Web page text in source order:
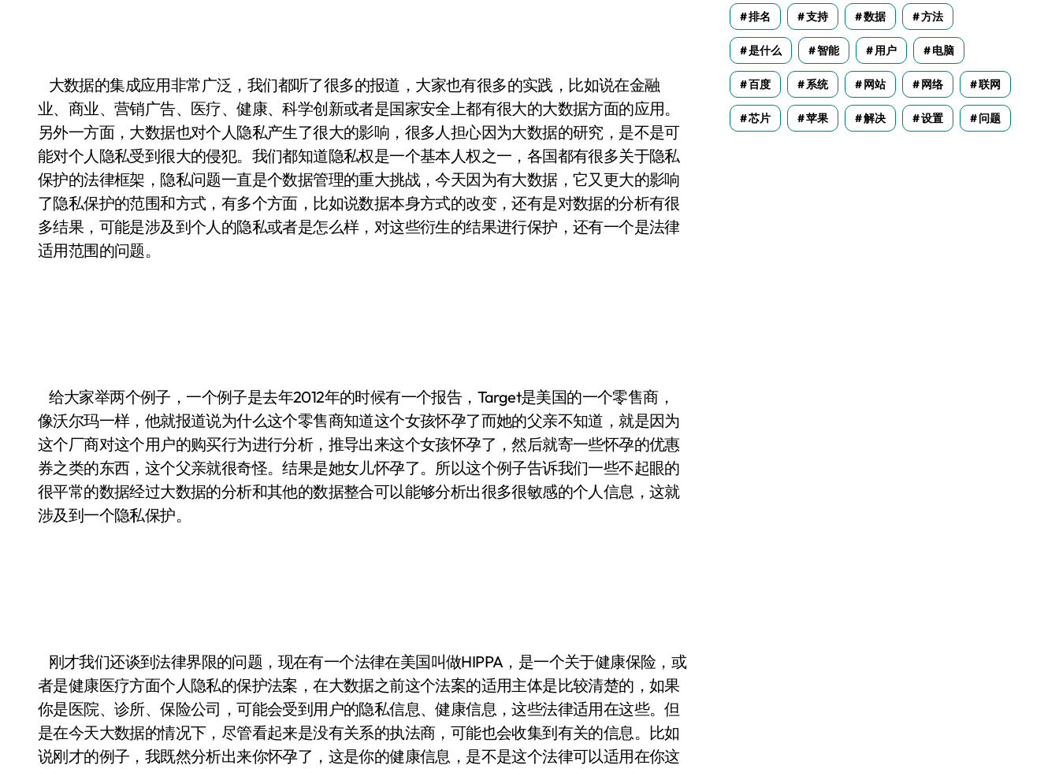
大数据的集成应用非常广泛，我们都听了很多的报道，大家也有很多的实践，比如说在金融
业、商业、营销广告、医疗、健康、科学创新或者是国家安全上都有很大的大数据方面的应用。
另外一方面，大数据也对个人隐私产生了很大的影响，很多人担心因为大数据的研究，是不是可
能对个人隐私受到很大的侵犯。我们都知道隐私权是一个基本人权之一，各国都有很多关于隐私
保护的法律框架，隐私问题一直是个数据管理的重大挑战，今天因为有大数据，它又更大的影响
了隐私保护的范围和方式，有多个方面，比如说数据本身方式的改变，还有是对数据的分析有很
多结果，可能是涉及到个人的隐私或者是怎么样，对这些衍生的结果进行保护，还有一个是法律
适用范围的问题。
给大家举两个例子，一个例子是去年2012年的时候有一个报告，Target是美国的一个零售商，
像沃尔玛一样，他就报道说为什么这个零售商知道这个女孩怀孕了而她的父亲不知道，就是因为
这个厂商对这个用户的购买行为进行分析，推导出来这个女孩怀孕了，然后就寄一些怀孕的优惠
券之类的东西，这个父亲就很奇怪。结果是她女儿怀孕了。所以这个例子告诉我们一些不起眼的
很平常的数据经过大数据的分析和其他的数据整合可以能够分析出很多很敏感的个人信息，这就
涉及到一个隐私保护。
刚才我们还谈到法律界限的问题，现在有一个法律在美国叫做HIPPA，是一个关于健康保险，或
者是健康医疗方面个人隐私的保护法案，在大数据之前这个法案的适用主体是比较清楚的，如果
你是医院、诊所、保险公司，可能会受到用户的隐私信息、健康信息，这些法律适用在这些。但
是在今天大数据的情况下，尽管看起来是没有关系的执法商，可能也会收集到有关的信息。比如
说刚才的例子，我既然分析出来你怀孕了，这是你的健康信息，是不是这个法律可以适用在你这
排名 支持 数据 方法
是什么 智能 用户 电脑
百度 系统 网站 网络 联网
芯片 苹果 解决 设置 问题